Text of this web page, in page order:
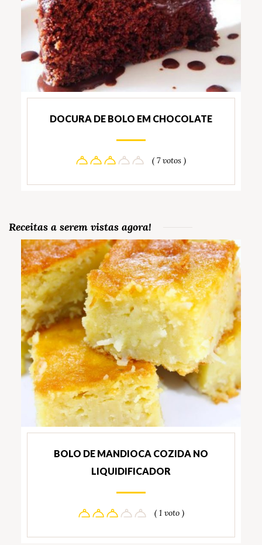
DOCURA DE BOLO EM CHOCOLATE
( 7 votos )
Receitas a serem vistas agora!
BOLO DE MANDIOCA COZIDA NO
LIQUIDIFICADOR
( 1 voto )